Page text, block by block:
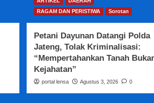
RAGAM DAN PERISTIWA
Sorotan
Petani Dayunan Datangi Polda
Jateng, Tolak Kriminalisasi:
“Mempertahankan Tanah
Kejahatan”
portal lensa Agustus 3, 2026 0